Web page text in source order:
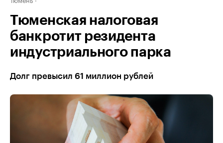
Тюменская налоговая
банкротит резидента
индустриального парка
Долг превысил 61 миллион рублей